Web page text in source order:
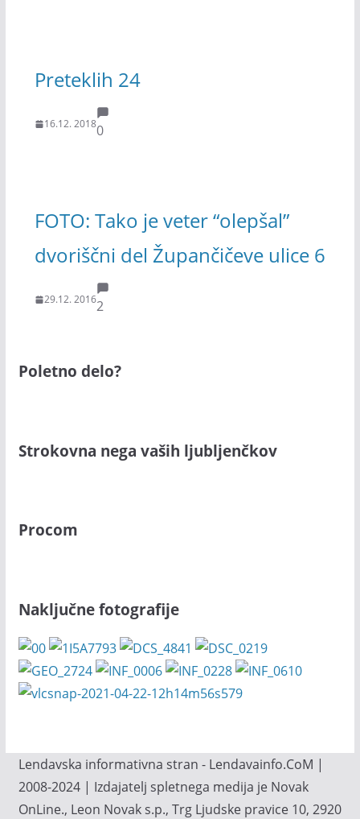
Preteklih 24
16.12. 20180
FOTO: Tako je veter “olepšal”
dvoriščni del Župančičeve ulice 6
29.12. 20162
Poletno delo?
Strokovna nega vaših ljubljenčkov
Procom
Naključne fotografije
Lendavska informativna stran - Lendavainfo.CoM |
2008-2024 | Izdajatelj spletnega medija je Novak
OnLine., Leon Novak s.p., Trg Ljudske pravice 10, 2920